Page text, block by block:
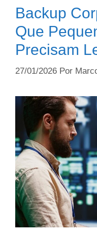
Backup
Que
Precisam
27/01/2026 Por